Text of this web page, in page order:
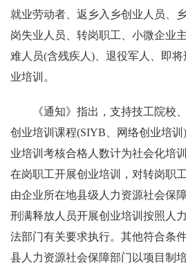
就业劳动者、返乡入乡创业人员、
岗失业人员、转岗职工、小微企业
难人员(含残疾人)、退役军人、即
业培训。
《通知》指出，支持技工院校
创业培训课程(SIYB、网络创业培训
业培训考核合格人数计为社会化培
在岗职工开展创业培训，对转岗职
由企业所在地县级人力资源社会保
刑满释放人员开展创业培训按照人
法部门有关要求执行。其他符合条
县人力资源社会保障部门以项目制